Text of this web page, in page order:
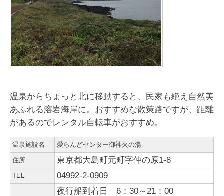
温泉からちょっと北に移動すると、民家も絶え自然美
あふれる溶岩海岸に。おすすめな散策路ですが、距離
があるのでレンタル自転車がおすすめ。
温泉施設名 愛らんどセンター御神火の湯
住所 東京都大島町元町字仲の原1-8
TEL
04992-2-0909
夜行船到着日 6：30～21：00